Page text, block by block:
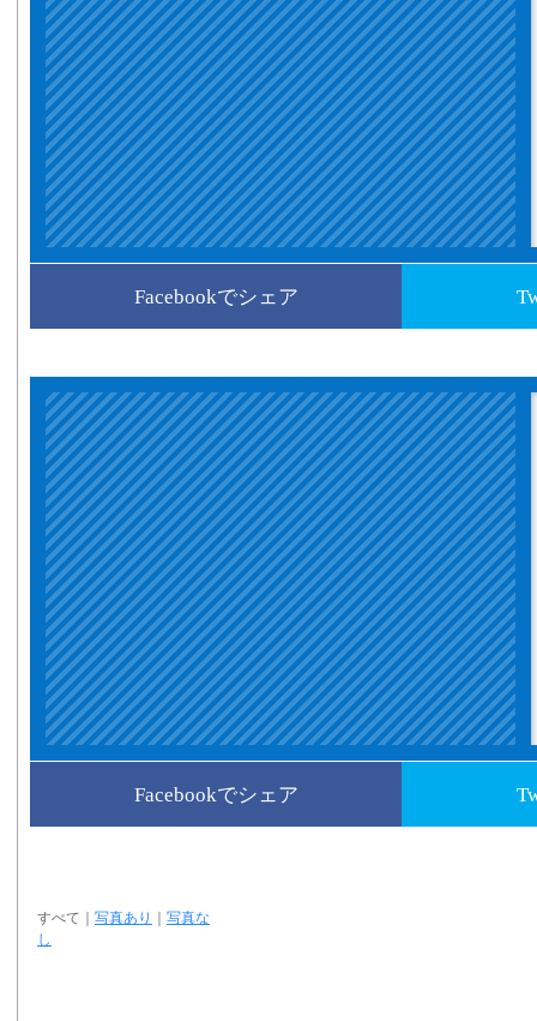
Facebookでシェア
Facebookでシェア
すべて 写真あり
写真な
し